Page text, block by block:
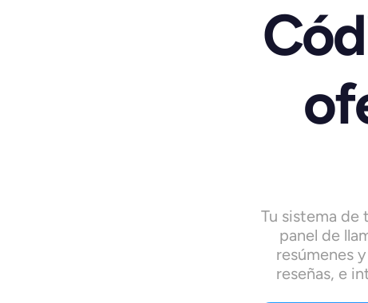
Tu sistema de
panel de
resúmenes
reseñas, e